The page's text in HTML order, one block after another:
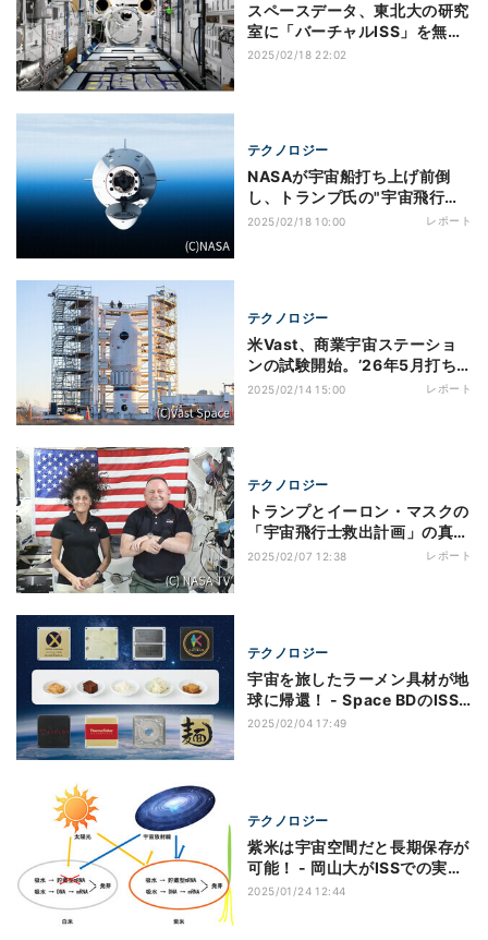
スペースデータ、東北大の研究
室に「バーチャルISS」を無償
提供
2025/02/18 22:02
テクノロジー
NASAが宇宙船打ち上げ前倒
し、トランプ氏の"宇宙飛行士
救出指示"で異例の決定
2025/02/18 10:00 レポート
テクノロジー
米Vast、商業宇宙ステーショ
ンの試験開始。’26年5月打ち
上げへ
2025/02/14 15:00 レポート
テクノロジー
トランプとイーロン・マスクの
「宇宙飛行士救出計画」の真意
とは？ 政治が技術を歪める危
2025/02/07 12:38 レポート
テクノロジー
宇宙を旅したラーメン具材が地
球に帰還！ - Space BDのISS
利活用プロジェクト
2025/02/04 17:49
テクノロジー
紫米は宇宙空間だと長期保存が
可能！ - 岡山大がISSでの実験
で解明
2025/01/24 12:44